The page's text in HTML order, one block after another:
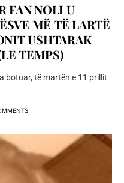
FAN NOLI U
MË TË LARTË
USHTARAK
TEMPS)
botuar, të martën e 11 prillit